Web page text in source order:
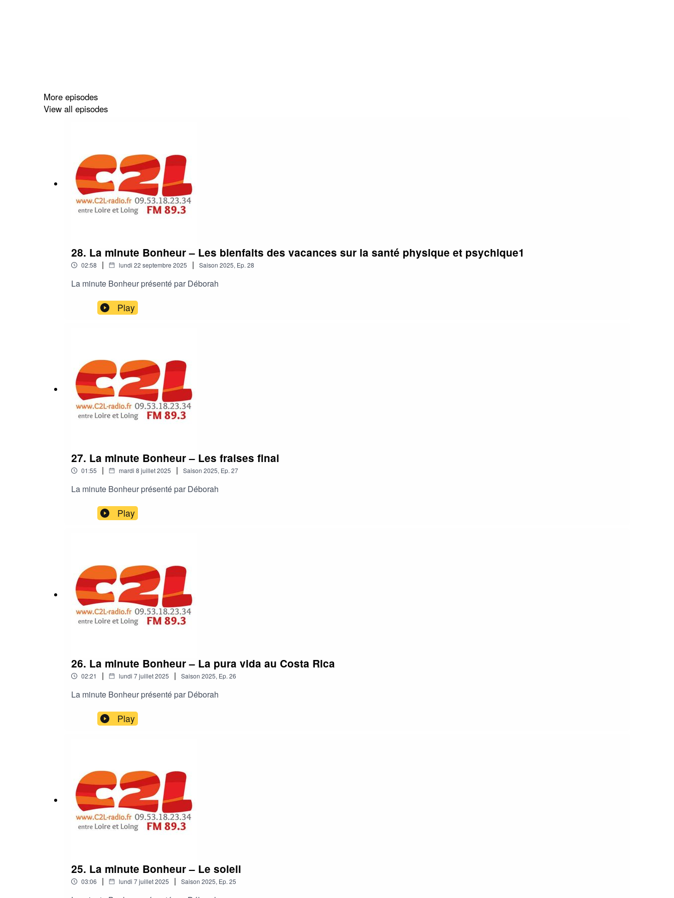
More episodes
View all episodes
28. La minute Bonheur – Les bienfaits des vacances sur la santé physique et psychique1
02:58 | lundi 22 septembre 2025 | Saison 2025, Ep. 28
La minute Bonheur présenté par Déborah
Play
27. La minute Bonheur – Les fraises final
01:55 | mardi 8 juillet 2025 | Saison 2025, Ep. 27
La minute Bonheur présenté par Déborah
Play
26. La minute Bonheur – La pura vida au Costa Rica
02:21 | lundi 7 juillet 2025 | Saison 2025, Ep. 26
La minute Bonheur présenté par Déborah
Play
25. La minute Bonheur – Le soleil
03:06 | lundi 7 juillet 2025 | Saison 2025, Ep. 25